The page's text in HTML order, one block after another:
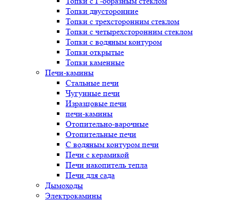
Топки двусторонние
Топки с трехсторонним стеклом
Топки с четырехсторонним стеклом
Топки с водяным контуром
Топки открытые
Топки каменные
Печи-камины
Стальные печи
Чугунные печи
Изразцовые печи
печи-камины
Отопительно-варочные
Отопительные печи
С водяным контуром печи
Печи с керамикой
Печи накопитель тепла
Печи для сада
Дымоходы
Электрокамины